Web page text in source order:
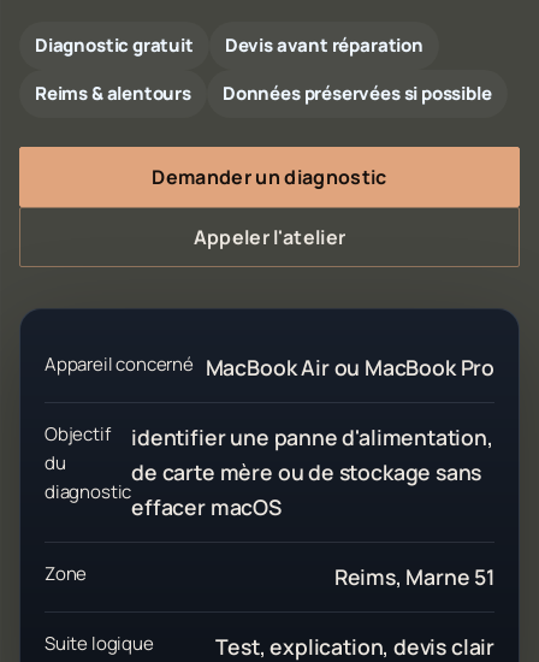
Diagnostic gratuit
Devis avant réparation
Reims & alentours
Données préservées si possible
Demander un diagnostic
Appeler l'atelier
Appareil concerné MacBook Air ou MacBook Pro
Objectif
du
diagnostic
identifier une panne d'alimentation,
de carte mère ou de stockage sans
effacer macOS
Zone Reims, Marne 51
Suite logique Test, explication, devis clair